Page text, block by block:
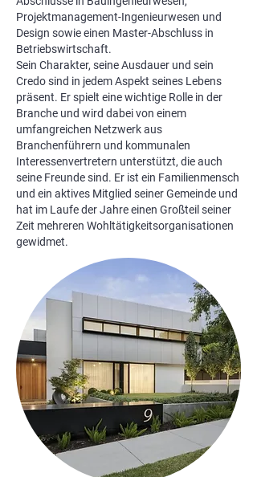
Projektmanagement-Ingenieurwesen und
Design sowie einen Master-Abschluss in
Betriebswirtschaft.
Sein Charakter, seine Ausdauer und sein
Credo sind in jedem Aspekt seines Lebens
präsent. Er spielt eine wichtige Rolle in der
Branche und wird dabei von einem
umfangreichen Netzwerk aus
Branchenführern und kommunalen
Interessenvertretern unterstützt, die auch
seine Freunde sind. Er ist ein Familienmensch
und ein aktives Mitglied seiner Gemeinde und
hat im Laufe der Jahre einen Großteil seiner
Zeit mehreren Wohltätigkeitsorganisationen
gewidmet.